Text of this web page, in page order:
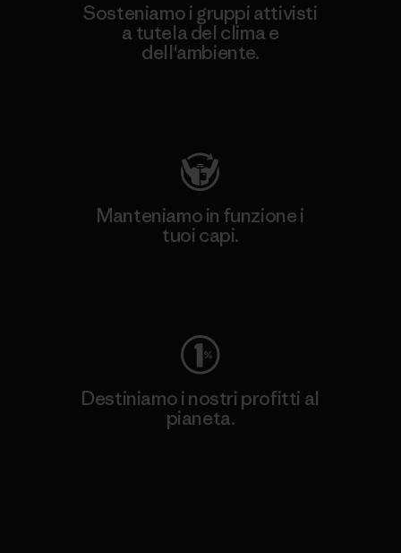
Sosteniamo i gruppi attivisti
a tutela del clima e
dell'ambiente.
Manteniamo in funzione i
tuoi capi.
Destiniamo i nostri profitti al
pianeta.